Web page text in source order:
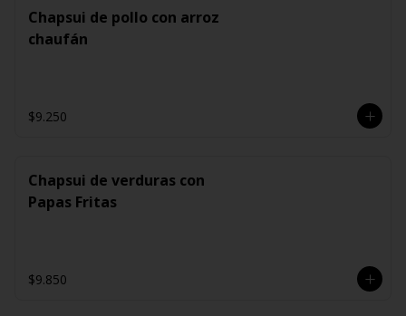
Chapsui de pollo con arroz
chaufán
$9.250
Chapsui de verduras con
Papas Fritas
$9.850